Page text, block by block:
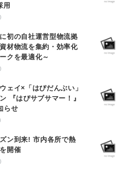
用
初の自社運営型物流拠
材物流を集約・効率化
クを最適化～
ェイ×「はぴだんぶい」
『はぴサブサマー！』
らせ
ン到来! 市内各所で熱
開催